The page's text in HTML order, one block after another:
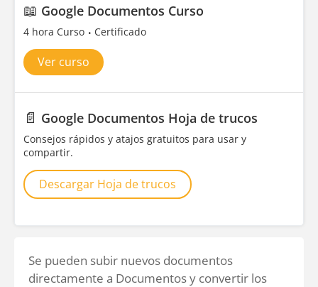
📖 Google Documentos Curso
4 hora Curso Certificado
Ver curso
📄 Google Documentos Hoja de trucos
Consejos rápidos y atajos gratuitos para usar y
compartir.
Descargar Hoja de trucos
Se pueden subir nuevos documentos
directamente a Documentos y convertir los